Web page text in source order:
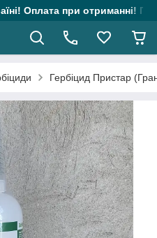
Оплата при отриманні!
Гербіцид Пристар